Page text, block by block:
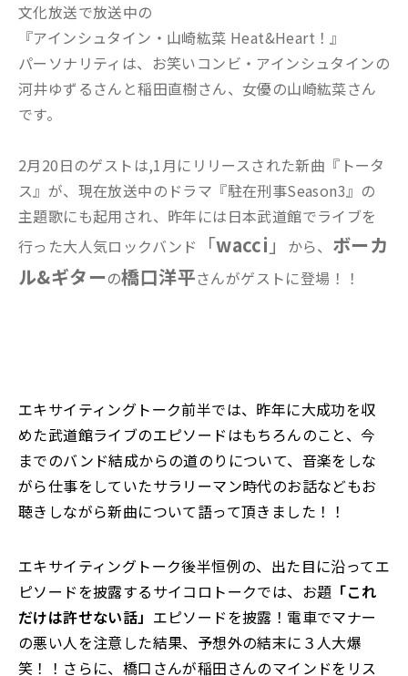
文化放送で放送中の
『アインシュタイン・山崎紘菜 Heat&Heart！』
パーソナリティは、お笑いコンビ・アインシュタインの
河井ゆずるさんと稲田直樹さん、女優の山崎紘菜さん
です。
2月20日のゲストは,1月にリリースされた新曲『トータ
ス』が、現在放送中のドラマ『駐在刑事Season3』の
主題歌にも起用され、昨年には日本武道館でライブを
行った大人気ロックバンド
「wacci 」 から、 ボーカ
ル&ギターの橋口洋平さんがゲストに登場！！
エキサイティングトーク前半では、昨年に大成功を収
めた武道館ライブのエピソードはもちろんのこと、今
までのバンド結成からの道のりについて、音楽をしな
がら仕事をしていたサラリーマン時代のお話などもお
聴きしながら新曲について語って頂きました！！
エキサイティングトーク後半恒例の、出た目に沿ってエ
ピソードを披露するサイコロトークでは、お題 「これ
だけは許せない話」 エピソードを披露！電車でマナー
の悪い人を注意した結果、予想外の結末に３人大爆
笑！！さらに、橋口さんが稲田さんのマインドをリス